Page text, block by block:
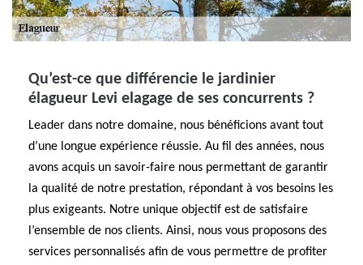
Qu’est-ce que différencie le jardinier
élagueur Levi elagage de ses concurrents ?
Leader dans notre domaine, nous bénéficions avant tout
d’une longue expérience réussie. Au fil des années, nous
avons acquis un savoir-faire nous permettant de garantir
la qualité de notre prestation, répondant à vos besoins les
plus exigeants. Notre unique objectif est de satisfaire
l’ensemble de nos clients. Ainsi, nous vous proposons des
services personnalisés afin de vous permettre de profiter